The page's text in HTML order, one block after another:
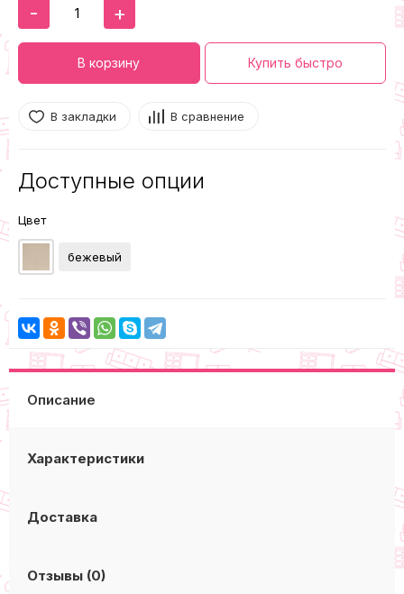
- +
В корзину Купить быстро
В закладки В сравнение
Доступные опции
Цвет
бежевый
Описание
Характеристики
Доставка
Отзывы (0)